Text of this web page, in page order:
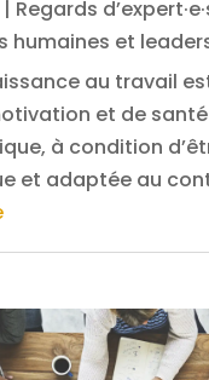
| Regards
humaines et
au travail
et de santé
à condition
et adaptée au